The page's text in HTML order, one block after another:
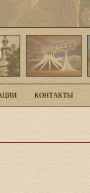
КОНТАКТЫ